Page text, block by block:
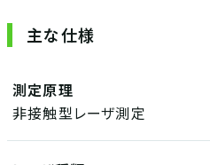
主な仕様
測定原理
非接触型レーザ測定